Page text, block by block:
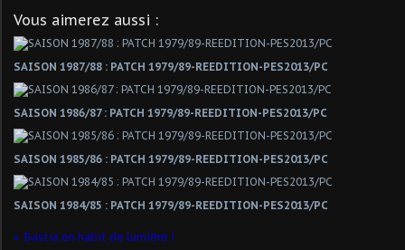
Vous aimerez aussi :
SAISON 1987/88 : PATCH 1979/89-REEDITION-PES2013/PC
SAISON 1986/87 : PATCH 1979/89-REEDITION-PES2013/PC
SAISON 1985/86 : PATCH 1979/89-REEDITION-PES2013/PC
SAISON 1984/85 : PATCH 1979/89-REEDITION-PES2013/PC
Bastia en habit de lumière !